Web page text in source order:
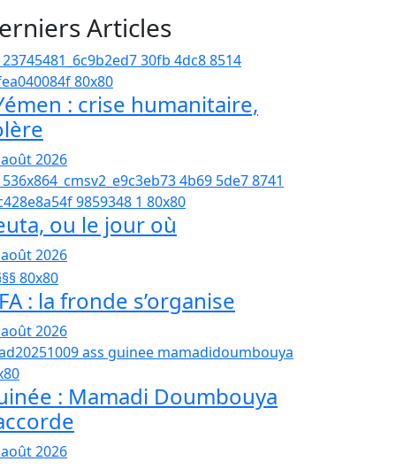
Articles
: crise humanitaire,
2026
ou le jour où
2026
: la fronde s’organise
2026
: Mamadi Doumbouya
2026